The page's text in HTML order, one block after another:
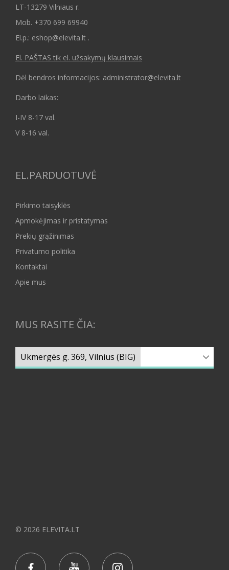
LT-13279 Vilniaus r.
Mob. +370 699 69940
El.p.: eshop@elevita.lt .
El. PAŠTAS tik el. užsakymų klausimais
Dėl bendros informacijos: administrator@elevita.lt
Darbo laikas:
I-IV 8-17 val.
V 8-16 val.
EL.PARDUOTUVĖ
Pirkimo taisyklės
Apmokėjimas ir pristatymas
Prekių grąžinimas
Privatumo politika
Kontaktai
Apie mus
MUS RASITE ČIA:
© 2026 ELEVITA.LT